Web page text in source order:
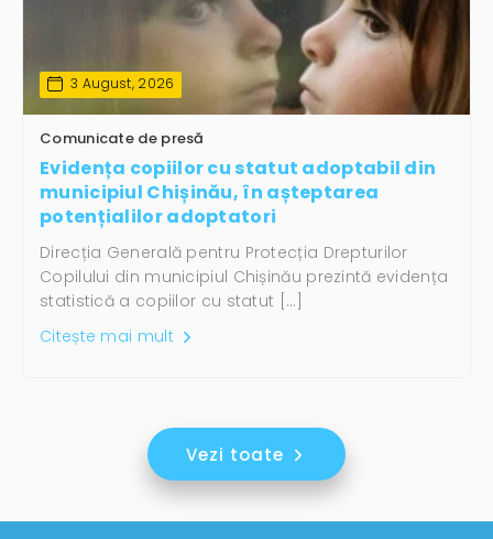
3 August, 2026
Comunicate de presă
Evidența copiilor cu statut adoptabil din
municipiul Chișinău, în așteptarea
potențialilor adoptatori
Direcția Generală pentru Protecția Drepturilor
Copilului din municipiul Chișinău prezintă evidența
statistică a copiilor cu statut […]
Citește mai mult
Vezi toate